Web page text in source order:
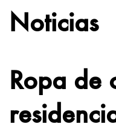
Noticias
Ropa de